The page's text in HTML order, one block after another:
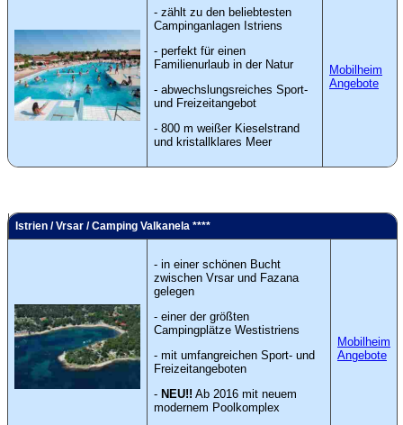
- zählt zu den beliebtesten
Campinganlagen Istriens
- perfekt für einen
Familienurlaub in der Natur
- abwechslungsreiches Sport-
und Freizeitangebot
- 800 m weißer Kieselstrand
und kristallklares Meer
Mobilheim
Angebote
Istrien / Vrsar / Camping Valkanela ****
- in einer schönen Bucht
zwischen Vrsar und Fazana
gelegen
- einer der größten
Campingplätze Westistriens
- mit umfangreichen Sport- und
Freizeitangeboten
- NEU!! Ab 2016 mit neuem
modernem Poolkomplex
Mobilheim
Angebote